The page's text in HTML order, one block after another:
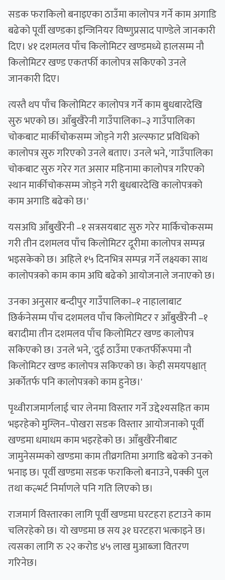
सडक फराकिलो बनाइएका ठाउँमा कालोपत्र गर्ने काम अगाडि
बढेको पूर्वी खण्डका इन्जिनियर विष्णुप्रसाद पाण्डेले जानकारी
दिए। ४१ दशमलव पाँच किलोमिटर खण्डमध्ये हालसम्म नौ
किलोमिटर खण्ड एकतर्फी कालोपत्र सकिएको उनले
जानकारी दिए।
त्यस्तै थप पाँच किलोमिटर कालोपत्र गर्ने काम बुधबारदेखि
सुरु भएको छ। आँबुखैरेनी गाउँपालिका–३ गाउँपालिका
चोकबाट मार्कीचोकसम्म जोड्ने गरी अल्स्फाट प्रविधिको
कालोपत्र सुरु गरिएको उनले बताए। उनले भने, 'गाउँपालिका
चोकबाट सुरु गरेर गत असार महिनामा कालोपत्र गरिएको
स्थान मार्कीचोकसम्म जोड्ने गरी बुधबारदेखि कालोपत्रको
काम अगाडि बढेको छ।'
यसअघि आँबुखैरेनी –१ सत्रसयबाट सुरु गरेर मार्किचोकसम्म
गरी तीन दशमलव पाँच किलोमिटर दूरीमा कालोपत्र सम्पन्न
भइसकेको छ। अहिले १५ दिनभित्र सम्पन्न गर्ने लक्ष्यका साथ
कालोपत्रको काम काम अघि बढेको आयोजनाले जनाएको छ।
उनका अनुसार बन्दीपुर गाउँपालिका–१ नाहालाबाट
छिर्कनेसम्म पाँच दशमलव पाँच किलोमिटर र आँबुखैरेनी –१
बरादीमा तीन दशमलव पाँच किलोमिटर खण्ड कालोपत्र
सकिएको छ। उनले भने, 'दुई ठाउँमा एकतर्फीरूपमा नौ
किलोमिटर खण्ड कालोपत्र सकिएको छ। केही समयपश्चात्
अर्कोतर्फ पनि कालोपत्रको काम हुनेछ।'
पृथ्वीराजमार्गलाई चार लेनमा विस्तार गर्ने उद्देश्यसहित काम
भइरहेको मुग्लिन–पोखरा सडक विस्तार आयोजनाको पूर्वी
खण्डमा धमाधम काम भइरहेको छ। आँबुखैरेनीबाट
जामुनेसम्मको खण्डमा काम तीव्रगतिमा अगाडि बढेको उनको
भनाइ छ। पूर्वी खण्डमा सडक फराकिलो बनाउने, पक्की पुल
तथा कल्भर्ट निर्माणले पनि गति लिएको छ।
राजमार्ग विस्तारका लागि पूर्वी खण्डमा घरटहरा हटाउने काम
चलिरहेको छ। यो खण्डमा छ सय ३१ घरटहरा भत्काइने छ।
त्यसका लागि रु २२ करोड ४५ लाख मुआब्जा वितरण
गरिनेछ।